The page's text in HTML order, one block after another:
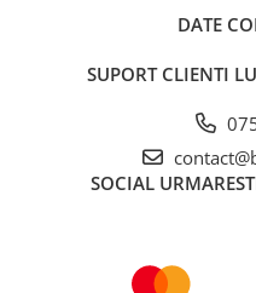
DATE
SUPORT CLIENTI
SOCIAL